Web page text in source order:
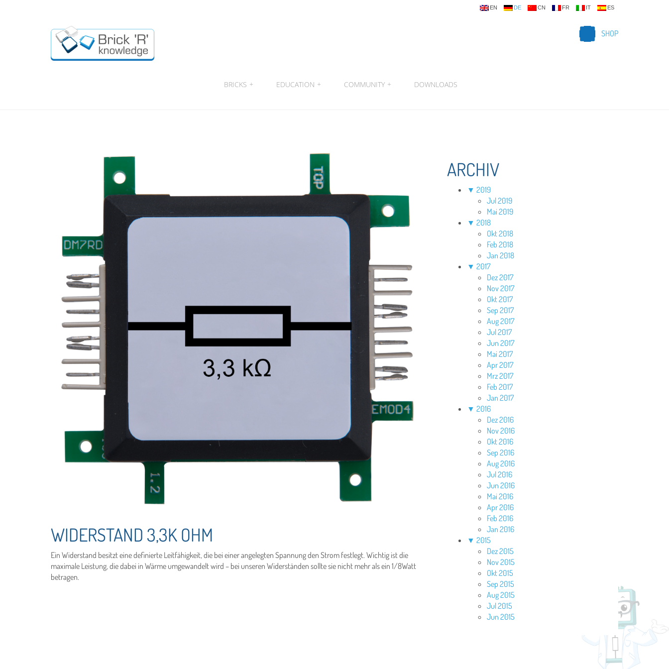
EN DE CN FR IT ES
SHOP
BRICKS + EDUCATION + COMMUNITY + DOWNLOADS
WIDERSTAND 3,3K OHM
Ein Widerstand besitzt eine definierte Leitfähigkeit, die bei einer angelegten Spannung den Strom festlegt. Wichtig ist die
maximale Leistung, die dabei in Wärme umgewandelt wird – bei unseren Widerständen sollte sie nicht mehr als ein 1/8Watt
betragen.
ARCHIV
▼ 2019
Jul 2019
Mai 2019
▼ 2018
Okt 2018
Feb 2018
Jan 2018
▼ 2017
Dez 2017
Nov 2017
Okt 2017
Sep 2017
Aug 2017
Jul 2017
Jun 2017
Mai 2017
Apr 2017
Mrz 2017
Feb 2017
Jan 2017
▼ 2016
Dez 2016
Nov 2016
Okt 2016
Sep 2016
Aug 2016
Jul 2016
Jun 2016
Mai 2016
Apr 2016
Feb 2016
Jan 2016
▼ 2015
Dez 2015
Nov 2015
Okt 2015
Sep 2015
Aug 2015
Jul 2015
Jun 2015